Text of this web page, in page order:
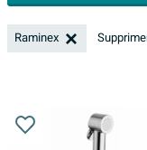
Raminex